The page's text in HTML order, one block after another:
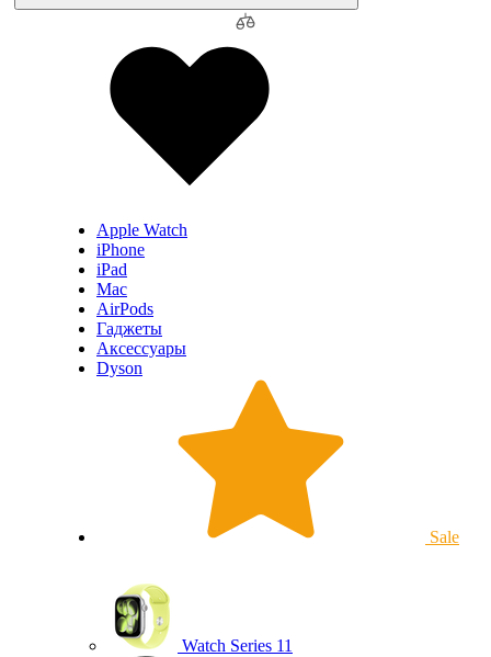
Apple Watch
iPhone
iPad
Mac
AirPods
Гаджеты
Аксессуары
Dyson
Sale
Watch Series 11